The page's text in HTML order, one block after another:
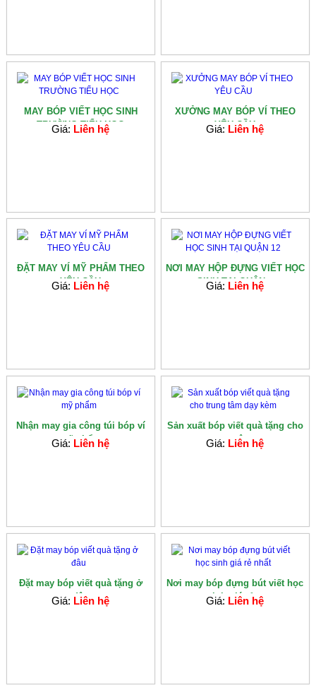
MAY BÓP VIẾT HỌC SINH
TRƯỜNG TIỂU HỌC
Giá: Liên hệ
XƯỞNG MAY BÓP VÍ THEO
YÊU CẦU
Giá: Liên hệ
ĐẶT MAY VÍ MỸ PHẨM THEO
YÊU CẦU
Giá: Liên hệ
NƠI MAY HỘP ĐỰNG VIẾT HỌC
SINH TẠI QUẬN...
Giá: Liên hệ
Nhận may gia công túi bóp ví
mỹ phẩm
Giá: Liên hệ
Sản xuất bóp viết quà tặng cho
trung tâm...
Giá: Liên hệ
Đặt may bóp viết quà tặng ở
đâu
Giá: Liên hệ
Nơi may bóp đựng bút viết học
sinh giá rẻ...
Giá: Liên hệ